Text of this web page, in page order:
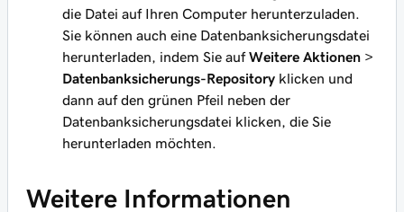
die Datei auf Ihren Computer herunterzuladen.
Sie können auch eine Datenbanksicherungsdatei
herunterladen, indem Sie aufWeitere Aktionen >
Datenbanksicherungs-Repository klicken und
dann auf den grünen Pfeil neben der
Datenbanksicherungsdatei klicken, die Sie
herunterladen möchten.
Weitere Informationen